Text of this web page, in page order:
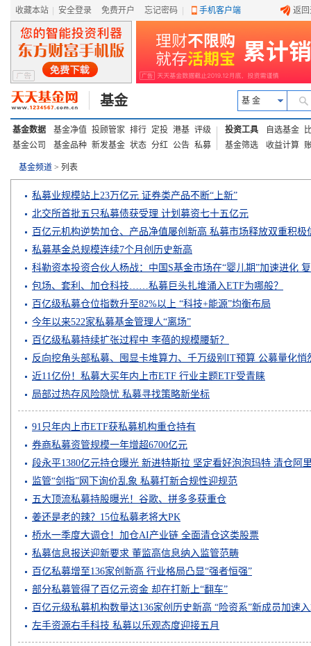
收藏本站 安全登录 免费开户 忘记密码 手机客户端 返
基金 基 金
基金数据 基金净值 投顾管家 排行 定投 港基 评级
基金公司
基金品种 新发基金 状态 分红 公告 私募
投资工具 自选基金
基金筛选
收益计算
基金频道 > 列表
私募业规模站上23万亿元 证券类产品不断“上新”
北交所首批五只私募债获受理 计划募资七十五亿元
百亿元机构逆势加仓、产品净值屡创新高 私募市场释放双重积极
私募基金总规模连续7个月创历史新高
科勒资本投资合伙人杨战：中国S基金市场在“婴儿期”加速进化
能力是分水岭
包场、套利、加仓科技……私募巨头扎堆涌入ETF为哪般？
百亿级私募仓位指数升至82%以上 “科技+能源”均衡布局
今年以来522家私募基金管理人“离场”
百亿级私募持续扩张过程中 李蓓的规模腰斩？
反向挖角头部私募、囤显卡堆算力、千万级别IT预算 公募量化悄
近11亿份！私募大买年内上市ETF 行业主题ETF受青睐
局部过热存风险隐忧 私募寻找策略新坐标
91只年内上市ETF获私募机构重仓持有
券商私募资管规模一年增超6700亿元
段永平1380亿元持仓曝光 新进特斯拉 坚定看好泡泡玛特 清仓阿
监管“剑指”网下询价乱象 私募打新合规性迎规范
五大顶流私募持股曝光！谷歌、拼多多获重仓
姜还是老的辣？15位私募老将大PK
桥水一季度大调仓！加仓AI产业链 全面清仓这类股票
私募信息报送迎新要求 董监高信息纳入监管范畴
百亿私募增至136家创新高 行业格局凸显“强者恒强”
部分私募管得了百亿元资金 却在打新上“翻车”
百亿元级私募机构数量达136家创历史新高 “险资系”新成员加速
左手资源右手科技 私募以乐观态度迎接五月